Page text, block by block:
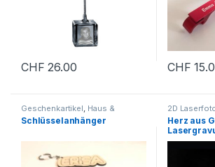
CHF 26.00 CHF
Geschenkartikel Haus &
Wohnen Personalisierte
Geschenke
Schlüsselanhänger
2D
Geschenke
Herz aus